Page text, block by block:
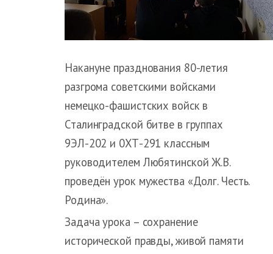
Накануне празднования 80-летия
разгрома советскими войсками
немецко-фашистских войск в
Сталинградской битве в группах
9ЭЛ-202 и 0ХТ-291 классным
руководителем Любятинской Ж.В.
проведён урок мужества «Долг. Честь.
Родина».
Задача урока – сохранение
исторической правды, живой памяти